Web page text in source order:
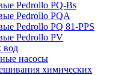
Pedrollo PQ-Bs
Pedrollo PQA
Pedrollo PQ 81-PPS
Pedrollo PV
вод
насосы
химических